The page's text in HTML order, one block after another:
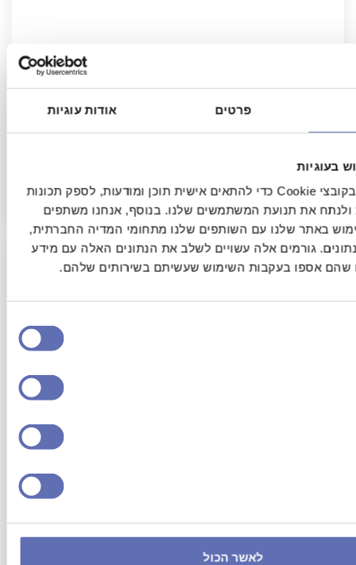
פרטים אודות עוגיות
בעוגיות
אנחנו משתמשים בקובצי Cookie כדי להתאים אישית תוכן ומודעות, לספק תכונות
את תנועת המשתמשים שלנו. בנוסף, אנחנו משתפים
באתר שלנו עם השותפים שלנו מתחומי המדיה החברתית,
גורמים אלה עשויים לשלב את הנתונים האלה עם מידע
שהם אספו בעקבות השימוש שעשיתם בשירותים שלהם.
לאשר הכול
Permit Approved
Sokolov 14 Tel Aviv
opportunity to design the living space according to
their lifestyle and build